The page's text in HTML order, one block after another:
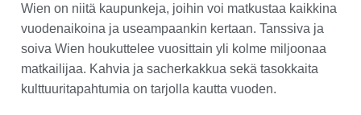
Wien on niitä kaupunkeja, joihin voi matkustaa kaikkina
vuodenaikoina ja useampaankin kertaan. Tanssiva ja
soiva Wien houkuttelee vuosittain yli kolme miljoonaa
matkailijaa. Kahvia ja sacherkakkua sekä tasokkaita
kulttuuritapahtumia on tarjolla kautta vuoden.